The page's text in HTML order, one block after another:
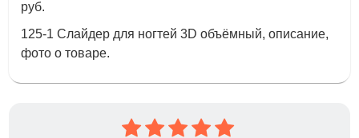
руб.
125-1 Слайдер для ногтей 3D объёмный, описание,
фото о товаре.